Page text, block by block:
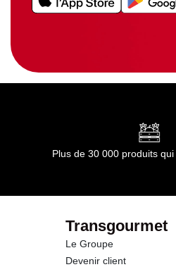
Plus de 30 000 produits
Transgourmet
Le Groupe
Devenir client